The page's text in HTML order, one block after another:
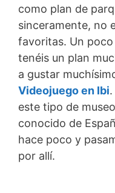
como plan de
sinceramente, no
favoritas. Un poco
tenéis un plan
a gustar
Videojuego en Ibi
este tipo de
conocido de
hace poco y
por allí.